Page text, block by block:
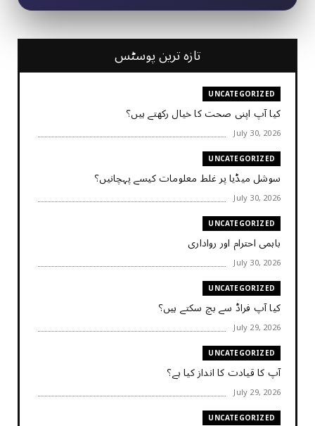
تازہ ترین پوسٹس
UNCATEGORIZED
کیا آپ اپنی صحت کا خیال رکھتے ہیں؟
July 30, 2026
UNCATEGORIZED
سوشل میڈیا پر غلط معلومات کیسے پہچانیں؟
July 30, 2026
UNCATEGORIZED
باہمی احترام اور رواداری
July 30, 2026
UNCATEGORIZED
کیا آپ فراڈ سے بچ سکتے ہیں؟
July 29, 2026
UNCATEGORIZED
آپ کا قیادت کا انداز کیا ہے؟
July 29, 2026
UNCATEGORIZED